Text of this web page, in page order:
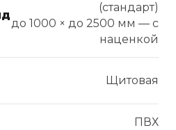
(стандарт)
до 1000 × до 2500 мм — с
наценкой
Щитовая
ПВХ